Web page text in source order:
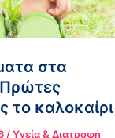
στα
Πρώτες
το καλοκαίρι
/Υγεία & Διατροφή